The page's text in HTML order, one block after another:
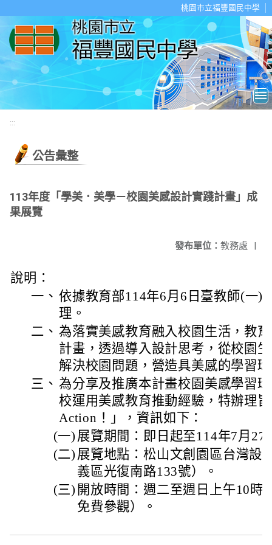
桃園市立福豐國民中學
:::
公告彙整
113年度「學美．美學－校園美感設計實踐計畫」成
果展覽
發布單位： 教務處 |
說明：
一、 依據教育部114年6月6日臺教師(一)
理。
二、 為落實美感教育融入校園生活，教
計畫，透過導入設計思考，從校園
解決校園問題，營造具美感的學習
三、 為分享及推廣本計畫校園美感學習
校運用美感教育推動經驗，特辦理
Action！」，資訊如下：
(一) 展覽期間：即日起至114年7月27
(二) 展覽地點：松山文創園區台灣設
義區光復南路133號）。
(三) 開放時間：週二至週日上午10時
免費參觀）。